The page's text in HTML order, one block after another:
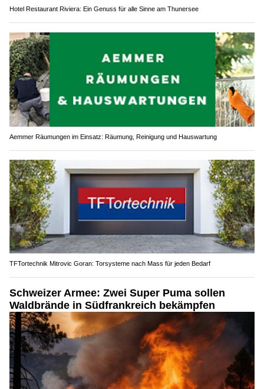
Hotel Restaurant Riviera: Ein Genuss für alle Sinne am Thunersee
Aemmer Räumungen im Einsatz: Räumung, Reinigung und Hauswartung
TFTortechnik Mitrovic Goran: Torsysteme nach Mass für jeden Bedarf
Schweizer Armee: Zwei Super Puma sollen
Waldbrände in Südfrankreich bekämpfen